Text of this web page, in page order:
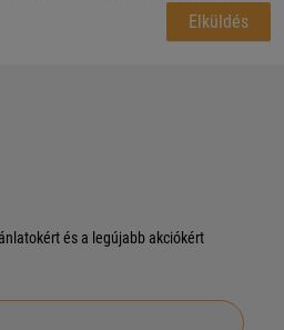
és a legújabb akciókért